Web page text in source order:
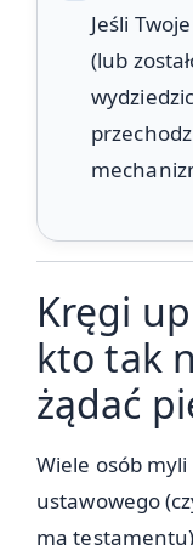
Jeśli
(lub
Kręgi
kto tak
żądać
Wiele osób
ustawowego
ma